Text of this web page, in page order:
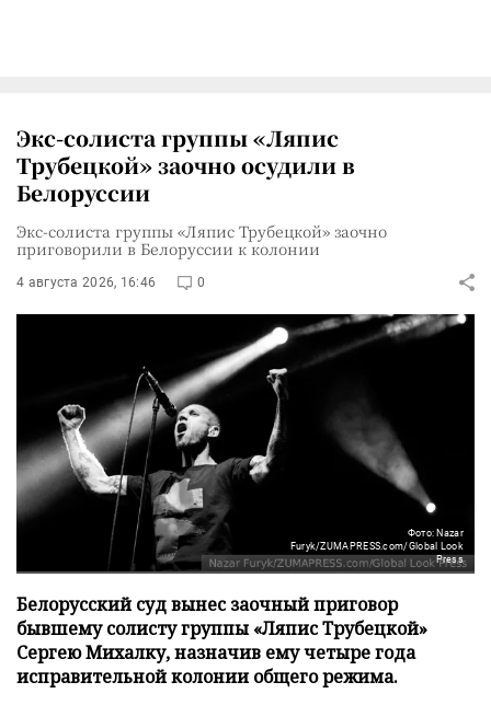
Экс-солиста группы «Ляпис
Трубецкой» заочно осудили в
Белоруссии
Экс-солиста группы «Ляпис Трубецкой» заочно
приговорили в Белоруссии к колонии
4 августа 2026, 16:46 0
Фото: Nazar
Furyk/ZUMAPRESS.com/Global Look
Press
Белорусский суд вынес заочный приговор
бывшему солисту группы «Ляпис Трубецкой»
Сергею Михалку, назначив ему четыре года
исправительной колонии общего режима.